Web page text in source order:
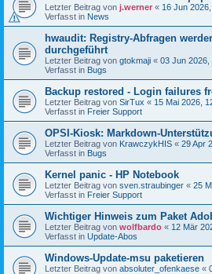
Letzter Beitrag von j.werner « 16 Jun
Verfasst in News
hwaudit: Registry-Abfragen
durchgeführt
Letzter Beitrag von gtokmaji « 03 Jun 2026,
Verfasst in Bugs
Backup restored - Login failures
Letzter Beitrag von SirTux « 15 Mai 2026,
Verfasst in Freier Support
OPSI-Kiosk: Markdown-
Letzter Beitrag von KrawczykHIS « 29 Apr
Verfasst in Bugs
Kernel panic - HP Notebook
Letzter Beitrag von sven.straubinger « 25
Verfasst in Freier Support
Wichtiger Hinweis zum Paket
Letzter Beitrag von wolfbardo « 12 Mär
Verfasst in Update-Abos
Windows-Update-msu paketieren
Letzter Beitrag von absoluter_ofenkaese «